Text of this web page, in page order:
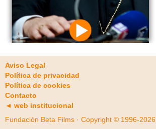
Aviso Legal
Política de privacidad
Política de cookies
Contacto
◄ web institucional
Fundación Beta Films · Copyright © 1996-2026